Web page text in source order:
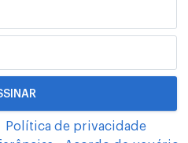
Política de privacidade